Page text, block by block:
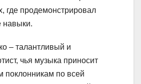
где продемонстрировал
навыки.
– талантливый и
чья музыка приносит
поклонникам по всей